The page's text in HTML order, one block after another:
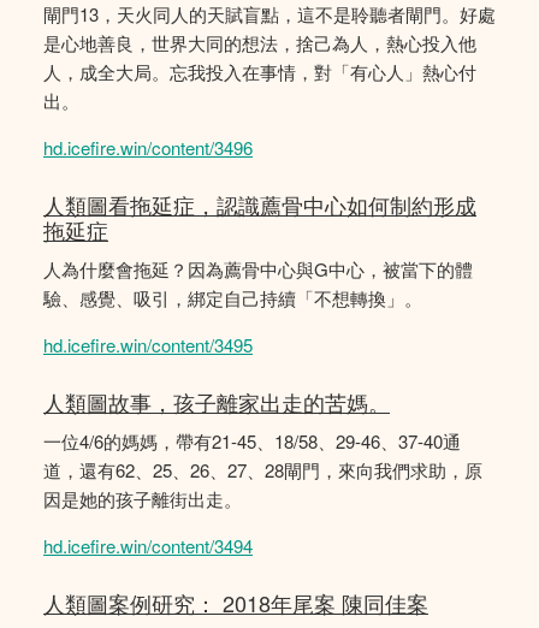
閘門13，天火同人的天賦盲點，這不是聆聽者閘門。好處
是心地善良，世界大同的想法，捨己為人，熱心投入他
人，成全大局。忘我投入在事情，對「有心人」熱心付
出。
hd.icefire.win/content/3496
人類圖看拖延症，認識薦骨中心如何制約形成
拖延症
人為什麼會拖延？因為薦骨中心與G中心，被當下的體
驗、感覺、吸引，綁定自己持續「不想轉換」。
hd.icefire.win/content/3495
人類圖故事，孩子離家出走的苦媽。
一位4/6的媽媽，帶有21-45、18/58、29-46、37-40通
道，還有62、25、26、27、28閘門，來向我們求助，原
因是她的孩子離街出走。
hd.icefire.win/content/3494
人類圖案例研究： 2018年尾案 陳同佳案